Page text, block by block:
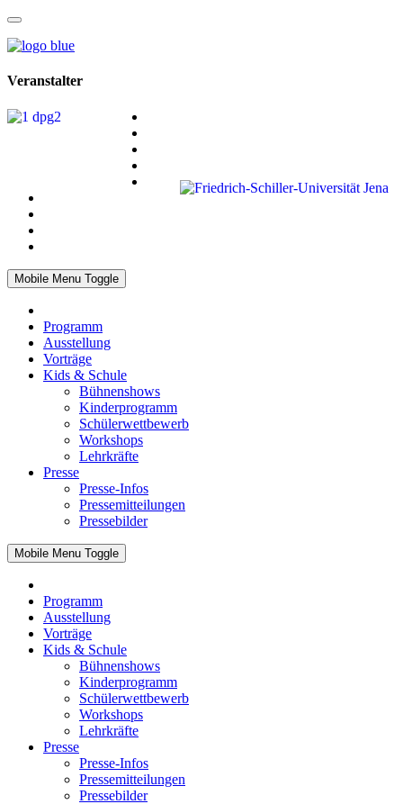
Veranstalter
Mobile Menu Toggle
Programm
Ausstellung
Vorträge
Kids & Schule
Bühnenshows
Kinderprogramm
Schülerwettbewerb
Workshops
Lehrkräfte
Presse
Presse-Infos
Pressemitteilungen
Pressebilder
Mobile Menu Toggle
Programm
Ausstellung
Vorträge
Kids & Schule
Bühnenshows
Kinderprogramm
Schülerwettbewerb
Workshops
Lehrkräfte
Presse
Presse-Infos
Pressemitteilungen
Pressebilder